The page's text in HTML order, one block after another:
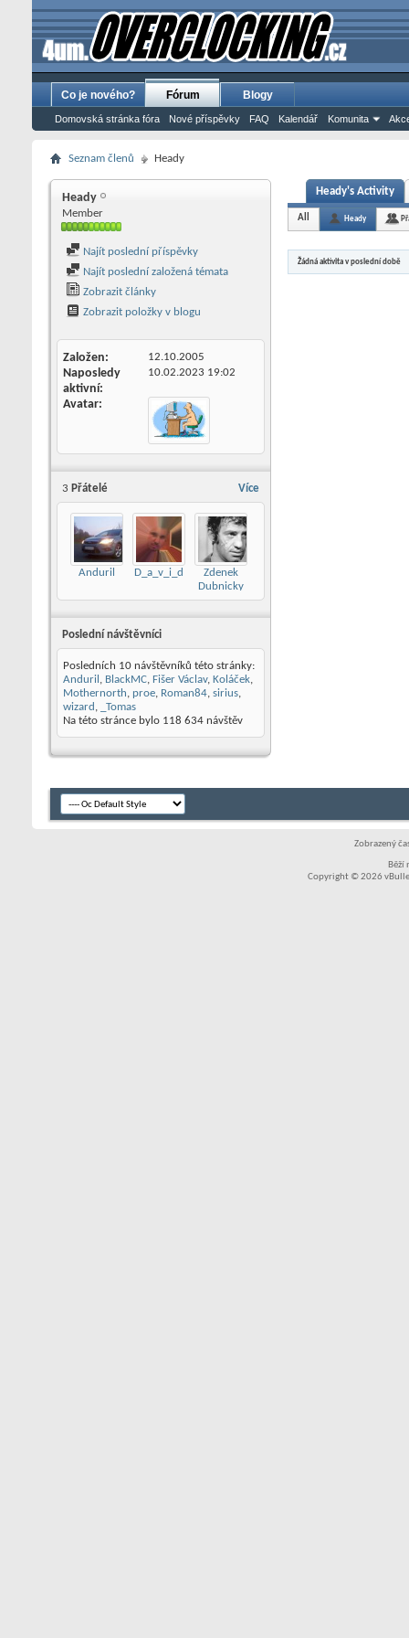
Co je nového? Fórum
Domovská stránka fóra Nové příspěvky FAQ Kalendář Komunita
Blogy
Seznam členů Heady
Heady
Member
Najít poslední příspěvky
Najít poslední založená témata
Zobrazit články
Zobrazit položky v blogu
Založen 12.10.2005
Naposledy
aktivní
10.02.2023 19:02
Avatar
Více
3 Přátelé
Anduril D_a_v_i_d
Zdenek
Dubnicky
Poslední návštěvníci
Posledních 10 návštěvníků této stránky:
Anduril , BlackMC, Fišer Václav, Koláček,
Mothernorth, proe, Roman84, sirius,
wizard ,
_Tomas
Na této stránce bylo 118 634 návštěv
Heady's Activity
All Heady
Žádná aktivita v poslední době
Zobrazený
Běží
Copyright © 2026